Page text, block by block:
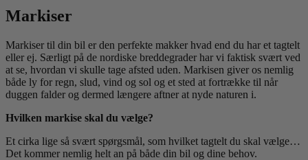
Markiser
Markiser til din bil er den perfekte makker hvad end du har et tagtelt
eller ej. Særligt på de nordiske breddegrader har vi faktisk svært ved
at se, hvordan vi skulle tage afsted uden. Markisen giver os nemlig
både ly for regn, slud, vind og sol og et sted at fortrække til når
duggen falder og dermed længere aftner at nyde naturen i.
Hvilken markise skal du vælge?
Et cirka lige så svært spørgsmål, som hvilket tagtelt du skal vælge…
Det kommer nemlig helt an på både din bil og dine behov.